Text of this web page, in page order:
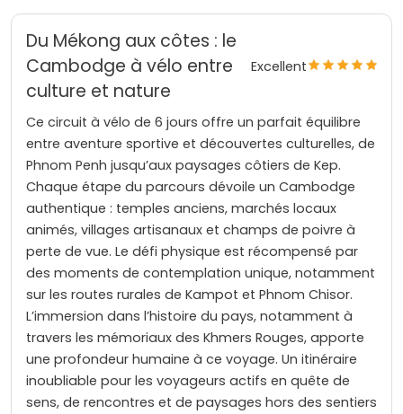
Du Mékong aux côtes : le
Cambodge à vélo entre
culture et nature
Excellent
Ce circuit à vélo de 6 jours offre un parfait équilibre
entre aventure sportive et découvertes culturelles, de
Phnom Penh jusqu’aux paysages côtiers de Kep.
Chaque étape du parcours dévoile un Cambodge
authentique : temples anciens, marchés locaux
animés, villages artisanaux et champs de poivre à
perte de vue. Le défi physique est récompensé par
des moments de contemplation unique, notamment
sur les routes rurales de Kampot et Phnom Chisor.
L’immersion dans l’histoire du pays, notamment à
travers les mémoriaux des Khmers Rouges, apporte
une profondeur humaine à ce voyage. Un itinéraire
inoubliable pour les voyageurs actifs en quête de
sens, de rencontres et de paysages hors des sentiers